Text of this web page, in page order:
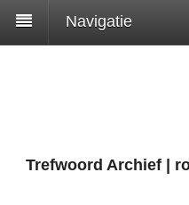
Navigatie
Trefwoord Archief |